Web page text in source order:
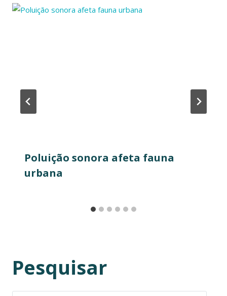
Poluição sonora afeta fauna
urbana
Pesquisar